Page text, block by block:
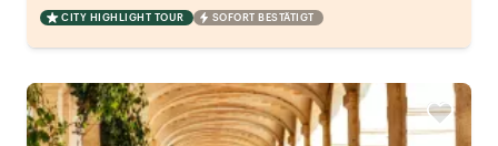
CITY HIGHLIGHT TOUR SOFORT BESTÄTIGT